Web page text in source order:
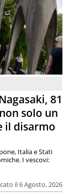
81
solo un
il disarmo
il 6 Agosto, 2026
Italia e Stati
I vescovi: